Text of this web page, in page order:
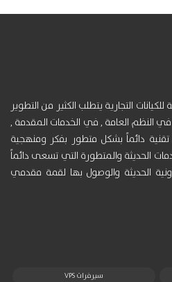
التجارية يتطلب الكثير من التطوير
النظم العامة , في الخدمات المقدمة ,
دائماً بشكل متطور بفكر ومنهجية
الحديثة والمتطورة التي تسعى دائماً
الحديثة والوصول بها لقمة مقدمي
سيرفرات VPS